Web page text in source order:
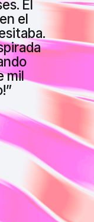
El
el
mil